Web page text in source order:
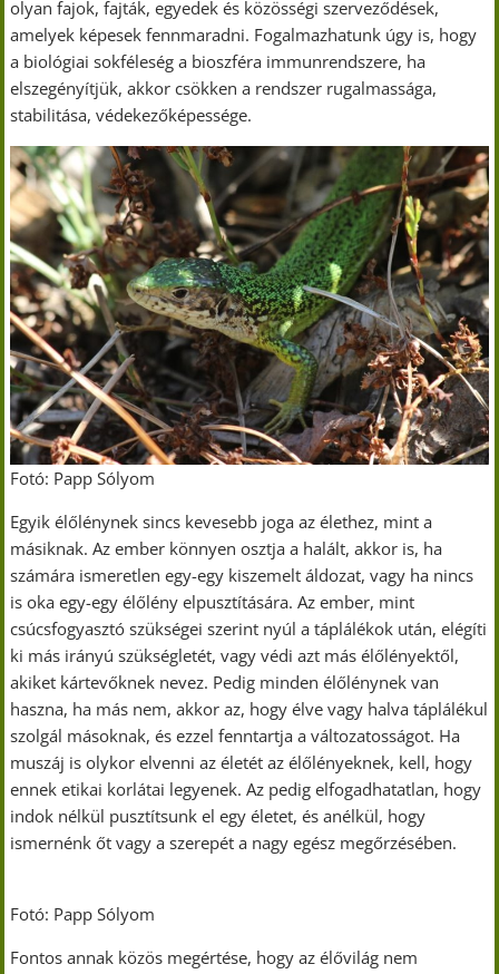
olyan fajok, fajták, egyedek és közösségi szerveződések,
amelyek képesek fennmaradni. Fogalmazhatunk úgy is, hogy
a biológiai sokféleség a bioszféra immunrendszere, ha
elszegényítjük, akkor csökken a rendszer rugalmassága,
stabilitása, védekezőképessége.
Fotó: Papp Sólyom
Egyik élőlénynek sincs kevesebb joga az élethez, mint a
másiknak. Az ember könnyen osztja a halált, akkor is, ha
számára ismeretlen egy-egy kiszemelt áldozat, vagy ha nincs
is oka egy-egy élőlény elpusztítására. Az ember, mint
csúcsfogyasztó szükségei szerint nyúl a táplálékok után, elégíti
ki más irányú szükségletét, vagy védi azt más élőlényektől,
akiket kártevőknek nevez. Pedig minden élőlénynek van
haszna, ha más nem, akkor az, hogy élve vagy halva táplálékul
szolgál másoknak, és ezzel fenntartja a változatosságot. Ha
muszáj is olykor elvenni az életét az élőlényeknek, kell, hogy
ennek etikai korlátai legyenek. Az pedig elfogadhatatlan, hogy
indok nélkül pusztítsunk el egy életet, és anélkül, hogy
ismernénk őt vagy a szerepét a nagy egész megőrzésében.
Fotó: Papp Sólyom
Fontos annak közös megértése, hogy az élővilág nem